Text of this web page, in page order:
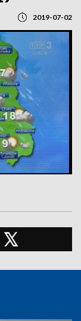
2019-07-02